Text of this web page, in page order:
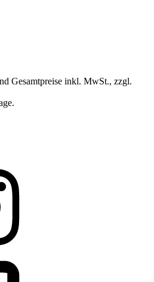
Gesamtpreise inkl. MwSt., zzgl.